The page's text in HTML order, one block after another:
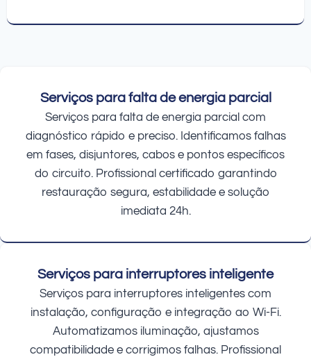
Serviços para falta de energia parcial
Serviços para falta de energia parcial com
diagnóstico rápido e preciso. Identificamos falhas
em fases, disjuntores, cabos e pontos específicos
do circuito. Profissional certificado garantindo
restauração segura, estabilidade e solução
imediata 24h.
Serviços para interruptores inteligente
Serviços para interruptores inteligentes com
instalação, configuração e integração ao Wi-Fi.
Automatizamos iluminação, ajustamos
compatibilidade e corrigimos falhas. Profissional